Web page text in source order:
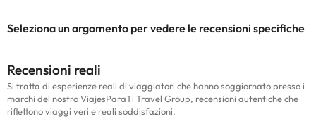
Seleziona un argomento per vedere le recensioni specifiche
Recensioni reali
Si tratta di esperienze reali di viaggiatori che hanno soggiornato presso i
marchi del nostro ViajesParaTi Travel Group, recensioni autentiche che
riflettono viaggi veri e reali soddisfazioni.